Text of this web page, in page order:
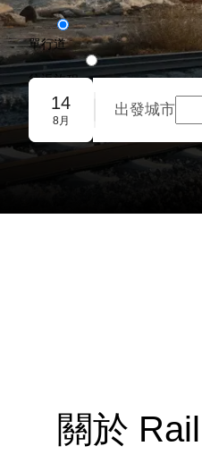
單行道
往返旅程
團體預訂
14
8月
出發城市
關於